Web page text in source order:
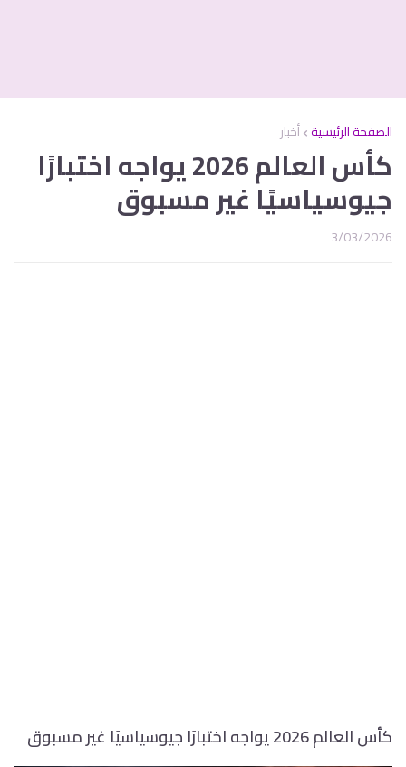
الصفحة الرئيسية أخبار
كأس العالم 2026 يواجه اختبارًا
جيوسياسيًا غير مسبوق
3/03/2026
كأس العالم 2026 يواجه اختبارًا جيوسياسيًا غير مسبوق